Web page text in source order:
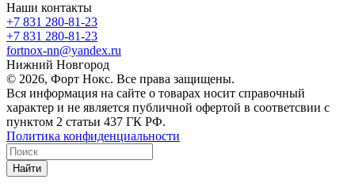
Наши контакты
+7 831 280-81-23
+7 831 280-81-23
fortnox-nn@yandex.ru
Нижний Новгород
© 2026, Форт Нокс. Все права защищены.
Вся информация на сайте о товарах носит справочный
характер и не является публичной офертой в соответсвии с
пунктом 2 статьи 437 ГК РФ.
Политика конфиденциальности
Найти